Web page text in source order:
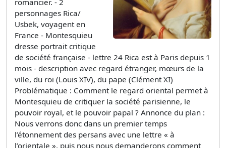
personnages Rica/
Usbek, voyagent en
France - Montesquieu
dresse portrait critique
de société française - lettre 24 Rica est à Paris depuis 1
mois - description avec regard étranger, mœurs de la
ville, du roi (Louis XIV), du pape (Clément XI)
Problématique : Comment le regard oriental permet à
Montesquieu de critiquer la société parisienne, le
pouvoir royal, et le pouvoir papal ? Annonce du plan :
Nous verrons donc dans un premier temps
l’étonnement des persans avec une lettre « à
l’orientale », puis nous nous demanderons comment